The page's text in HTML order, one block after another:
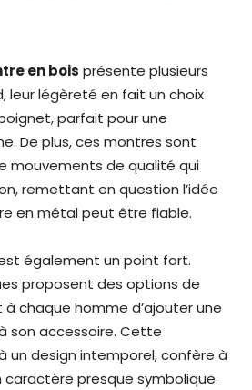
en bois présente plusieurs
leur légèreté en fait un choix
parfait pour une
De plus, ces montres sont
mouvements de qualité qui
remettant en question l’idée
en métal peut être fiable.
également un point fort.
proposent des options de
chaque homme d’ajouter une
son accessoire. Cette
un design intemporel, confère à
caractère presque symbolique.